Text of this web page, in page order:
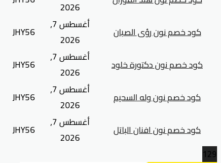
2026
كود خصم نون رؤى الصبان
أغسطس 7,
2026
JHY56
كود خصم نون دكتورة خلود
أغسطس 7,
2026
JHY56
كود خصم نون وله السحيم
أغسطس 7,
2026
JHY56
كود خصم نون افنان الباتل
أغسطس 7,
2026
JHY56
129